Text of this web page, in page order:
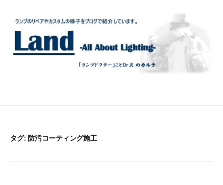
タグ: 防汚コーティング施工